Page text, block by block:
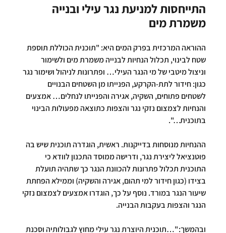
התייחסות למניעת נגר עילי ובנייה
משמרת מים
ההוראה המרכזית בפרק המים היא: "תוכנית הכוללת תוספת
שטח לבינוי, תכלול הנחיות לבנייה משמרת מים ולשימור
וניצול מיטבי של מי הנגר העילי… ופתרונות לניהול ושימור נגר
כגון: חידור לתת-הקרקע, הפנייתו מן השטחים הבנויים
לשטחים פתוחים, השקיה, אגירה והפנייתו לנחלים… אמצעים
והנחיות לצמצום נזקי נגר והצפות כתוצאה מפעולות הבינוי
בתוכנית…".
ההנחיות מנוסחות בדייקנות. ראשית, הוגדרה תוכנית שיש בה
פוטנציאל ליצירת נגר, ודרישה ממוסד התכנון לוודא כי
התוכנית תכלול פתרונות להכוונת הנגר כך שתהיה תועלת
בצידו (כגון חידור למי תהום, אגירה והשקיה) וממילא הפחתת
שיעור הנגר במורד. נוסף על כך, הוגדרו אמצעים לצמצום נזקי
הנגר והצפות בעקבות הבנייה.
ובהמשך: "…תוכנית היוצרת נגר עילי מחוץ לגבולותיה וסכנת